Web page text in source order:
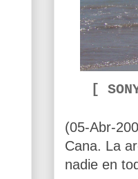
[
(05-Abr-
Cana. La
nadie en